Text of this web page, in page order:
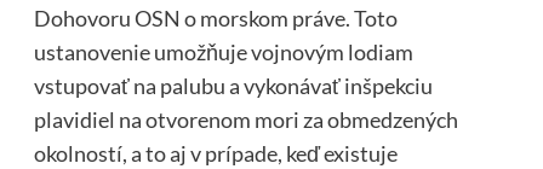
Dohovoru OSN o morskom práve. Toto
ustanovenie umožňuje vojnovým lodiam
vstupovať na palubu a vykonávať inšpekciu
plavidiel na otvorenom mori za obmedzených
okolností, a to aj v prípade, keď existuje